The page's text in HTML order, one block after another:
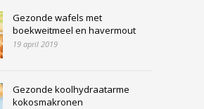
Gezonde wafels met
boekweitmeel en havermout
19 april 2019
Gezonde koolhydraatarme
kokosmakronen